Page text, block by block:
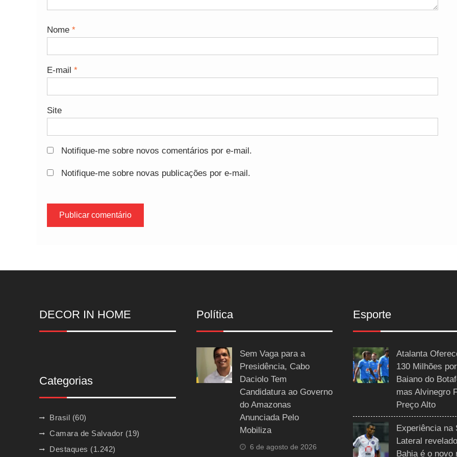
Nome *
E-mail *
Site
Notifique-me sobre novos comentários por e-mail.
Notifique-me sobre novas publicações por e-mail.
DECOR IN HOME
Categorias
Brasil (60)
Camara de Salvador (19)
Destaques (1.242)
Política
Sem Vaga para a
Presidência, Cabo
Daciolo Tem
Candidatura ao Governo
do Amazonas
Anunciada Pelo
Mobiliza
6 de agosto de 2026
Esporte
Atalanta
130 Milhões
Baiano do
mas Alvinegro
Preço Alto
Experiência na
Lateral
Bahia é o novo